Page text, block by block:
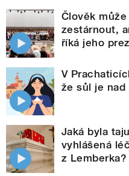
Člověk
zestárnout,
říká jeho
V
že sůl je nad
Jaká byla
vyhlášená
z Lemberka?